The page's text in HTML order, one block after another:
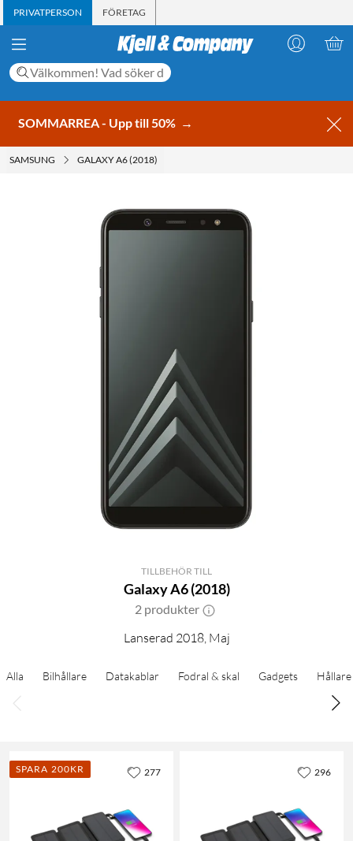
PRIVATPERSON FÖRETAG
SOMMARREA - Upp till 50% →
SAMSUNG GALAXY A6 (2018)
TILLBEHÖR TILL
Galaxy A6 (2018)
2 produkter
Lanserad 2018, Maj
Alla Bilhållare Datakablar Fodral & skal Gadgets Hållare
SPARA 200KR 277 296